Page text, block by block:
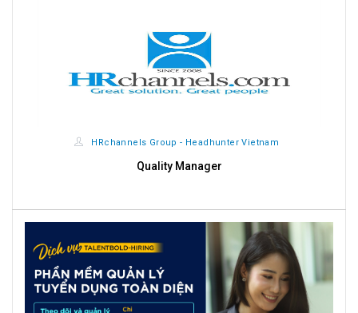
HRchannels Group - Headhunter Vietnam
Quality Manager